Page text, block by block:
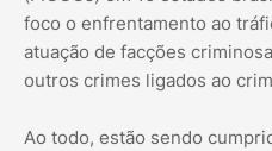
foco o enfrentamento ao
atuação de facções
outros crimes ligados ao
Ao todo, estão sendo